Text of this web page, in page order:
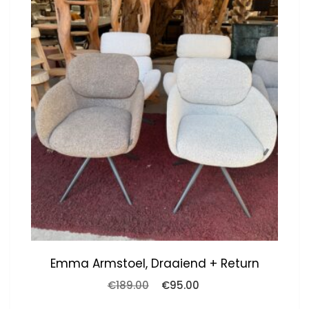
Emma Armstoel, Draaiend + Return
€189.00
Oorspronkelijke
€95.00